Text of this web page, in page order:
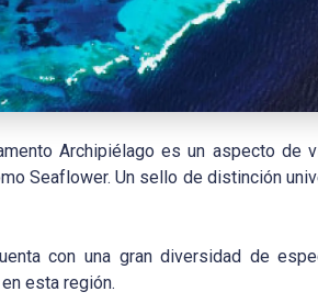
Archipiélago es un aspecto de
Seaflower. Un sello de distinción
con una gran diversidad de
esta región.